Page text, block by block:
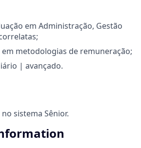
em Administração, Gestão
metodologias de remuneração;
| avançado.
sistema Sênior.